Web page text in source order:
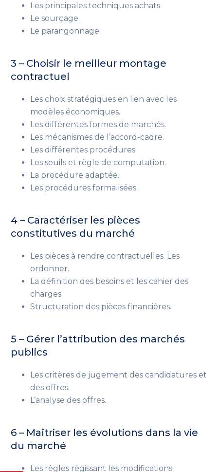
Les principales techniques achats.
Le sourçage.
Le parangonnage.
3 – Choisir le meilleur montage
contractuel
Les choix stratégiques en lien avec les
modèles économiques.
Les différentes formes de marchés.
Les mécanismes de l’accord-cadre.
Les différentes procédures.
Les seuils et règle de computation.
La procédure adaptée.
Les procédures formalisées.
4 – Caractériser les pièces
constitutives du marché
Les pièces à rendre contractuelles. Les
ordonner.
La définition des besoins et les cahier des
charges.
Structuration des pièces financières.
5 – Gérer l’attribution des marchés
publics
Les critères de jugement des candidatures et
des offres.
L’analyse des offres.
6 – Maîtriser les évolutions dans la vie
du marché
Les règles régissant les modifications